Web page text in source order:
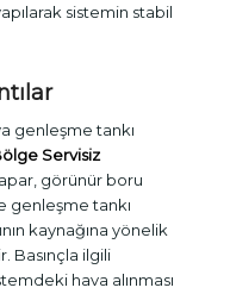
sistemin stabil
genleşme tankı
Servisiz
görünür boru
genleşme tankı
kaynağına yönelik
Basınçla ilgili
hava alınması